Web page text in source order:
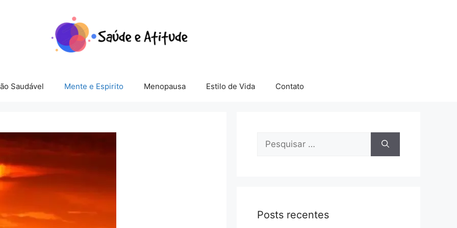
Saudável Mente e Espirito Menopausa Estilo de Vida Contato
Pesquisar
Posts recentes